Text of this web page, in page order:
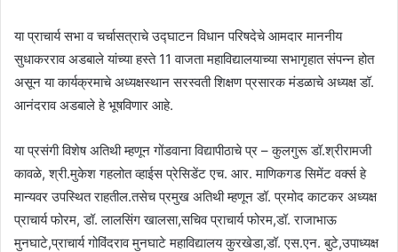
या प्राचार्य सभा व चर्चासत्राचे उद्घाटन विधान परिषदेचे आमदार माननीय
सुधाकरराव अडबाले यांच्या हस्ते 11 वाजता महाविद्यालयाच्या सभागृहात संपन्न होत
असून या कार्यक्रमाचे अध्यक्षस्थान सरस्वती शिक्षण प्रसारक मंडळाचे अध्यक्ष डॉ.
आनंदराव अडबाले हे भूषविणार आहे.
या प्रसंगी विशेष अतिथी म्हणून गोंडवाना विद्यापीठाचे प्र – कुलगुरू डॉ.श्रीरामजी
कावळे, श्री.मुकेश गहलोत व्हाईस प्रेसिडेंट एच. आर. माणिकगड सिमेंट वर्क्स हे
मान्यवर उपस्थित राहतील.तसेच प्रमुख अतिथी म्हणून डॉ. प्रमोद काटकर अध्यक्ष
प्राचार्य फोरम, डॉ. लालसिंग खालसा,सचिव प्राचार्य फोरम,डॉ. राजाभाऊ
मुनघाटे,प्राचार्य गोविंदराव मुनघाटे महाविद्यालय कुरखेडा,डॉ. एस.एन. बुटे,उपाध्यक्ष